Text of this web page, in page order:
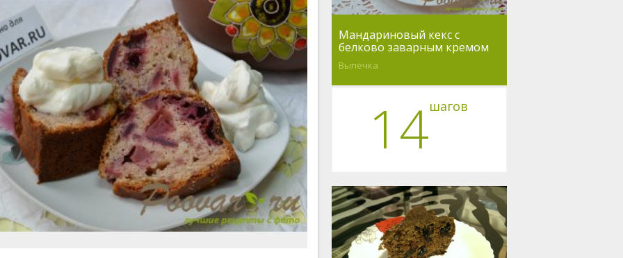
Мандариновый кекс с
белково заварным кремом
Выпечка
14шагов